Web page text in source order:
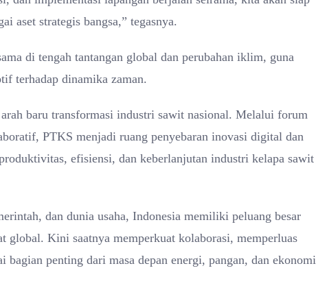
aset strategis bangsa,” tegasnya.
di tengah tantangan global dan perubahan iklim, guna
terhadap dinamika zaman.
baru transformasi industri sawit nasional. Melalui forum
PTKS menjadi ruang penyebaran inovasi digital dan
efisiensi, dan keberlanjutan industri kelapa sawit
dan dunia usaha, Indonesia memiliki peluang besar
Kini saatnya memperkuat kolaborasi, memperluas
penting dari masa depan energi, pangan, dan ekonomi